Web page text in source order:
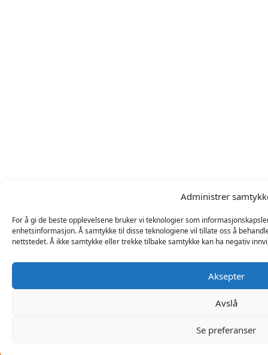
Administrer
For å gi de beste opplevelsene bruker vi teknologier som
enhetsinformasjon. Å samtykke til disse teknologiene vil tillate oss å
nettstedet. Å ikke samtykke eller trekke tilbake samtykke kan ha negativ
Aksepter
Avslå
Se preferanser